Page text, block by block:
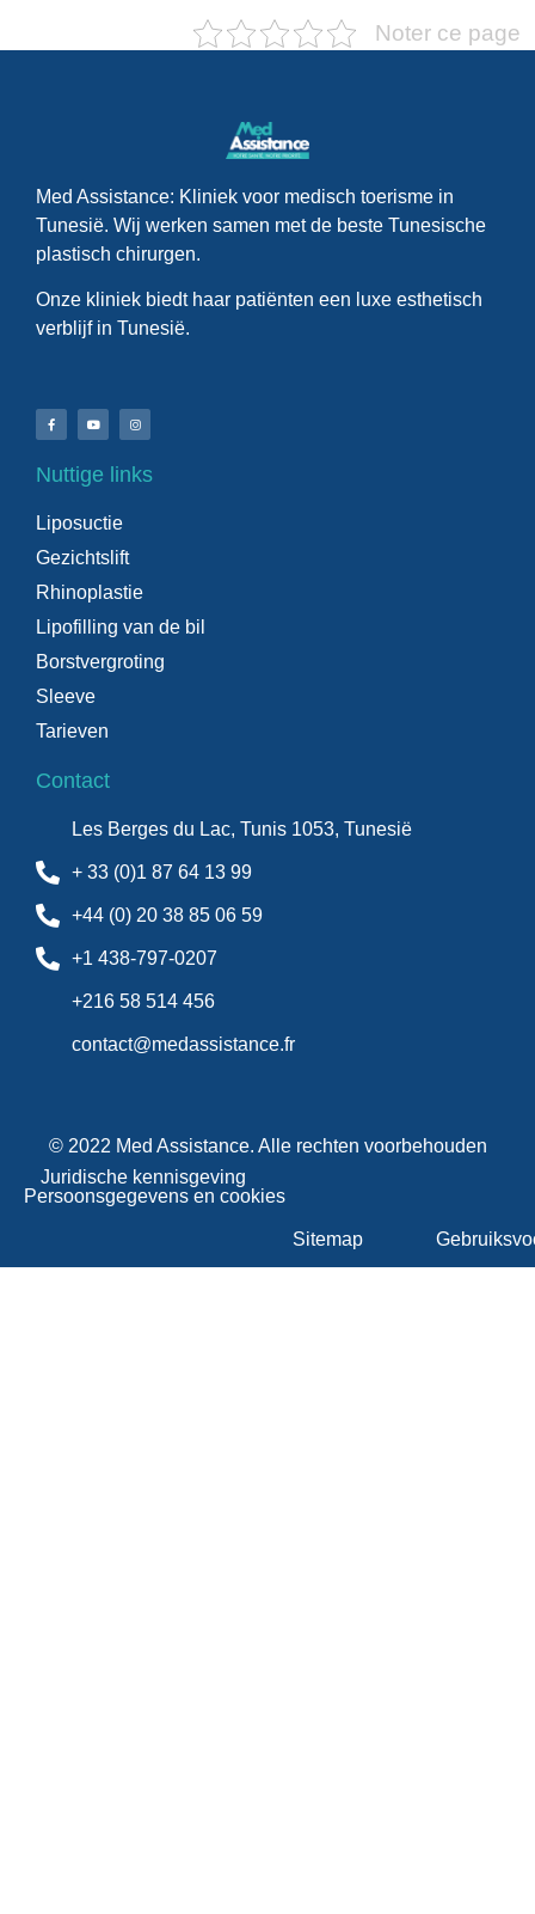
Noter ce page
Med Assistance: Kliniek voor medisch toerisme in
Tunesië. Wij werken samen met de beste Tunesische
plastisch chirurgen.
Onze kliniek biedt haar patiënten een luxe esthetisch
verblijf in Tunesië.
Nuttige links
Liposuctie
Gezichtslift
Rhinoplastie
Lipofilling van de bil
Borstvergroting
Sleeve
Tarieven
Contact
Les Berges du Lac, Tunis 1053, Tunesië
+ 33 (0)1 87 64 13 99
+44 (0) 20 38 85 06 59
+1 438-797-0207
+216 58 514 456
contact@medassistance.fr
© 2022 Med Assistance. Alle rechten voorbehouden
Juridische kennisgeving
Persoonsgegevens en cookies
Sitemap